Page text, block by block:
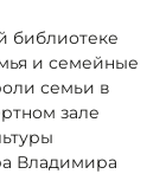
библиотеке
и семейные
семьи в
зале
Владимира